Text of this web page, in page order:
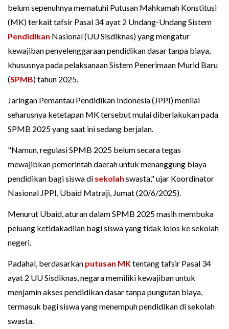
belum sepenuhnya mematuhi Putusan Mahkamah Konstitusi
(MK) terkait tafsir Pasal 34 ayat 2 Undang-Undang Sistem
Pendidikan Nasional (UU Sisdiknas) yang mengatur
kewajiban penyelenggaraan pendidikan dasar tanpa biaya,
khususnya pada pelaksanaan Sistem Penerimaan Murid Baru
(SPMB) tahun 2025.
Jaringan Pemantau Pendidikan Indonesia (JPPI) menilai
seharusnya ketetapan MK tersebut mulai diberlakukan pada
SPMB 2025 yang saat ini sedang berjalan.
"Namun, regulasi SPMB 2025 belum secara tegas
mewajibkan pemerintah daerah untuk menanggung biaya
pendidikan bagi siswa di sekolah swasta," ujar Koordinator
Nasional JPPI, Ubaid Matraji, Jumat (20/6/2025).
Menurut Ubaid, aturan dalam SPMB 2025 masih membuka
peluang ketidakadilan bagi siswa yang tidak lolos ke sekolah
negeri.
Padahal, berdasarkan putusan MKtentang tafsir Pasal 34
ayat 2 UU Sisdiknas, negara memiliki kewajiban untuk
menjamin akses pendidikan dasar tanpa pungutan biaya,
termasuk bagi siswa yang menempuh pendidikan di sekolah
swasta.